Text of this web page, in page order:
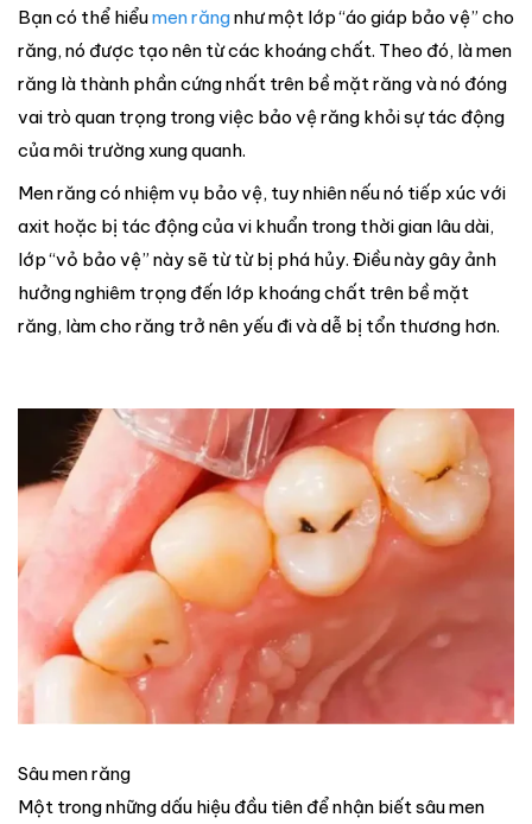
Bạn có thể hiểumen răngnhư một lớp “áo giáp bảo vệ” cho
răng, nó được tạo nên từ các khoáng chất. Theo đó, là men
răng là thành phần cứng nhất trên bề mặt răng và nó đóng
vai trò quan trọng trong việc bảo vệ răng khỏi sự tác động
của môi trường xung quanh.
Men răng có nhiệm vụ bảo vệ, tuy nhiên nếu nó tiếp xúc với
axit hoặc bị tác động của vi khuẩn trong thời gian lâu dài,
lớp “vỏ bảo vệ” này sẽ từ từ bị phá hủy. Điều này gây ảnh
hưởng nghiêm trọng đến lớp khoáng chất trên bề mặt
răng, làm cho răng trở nên yếu đi và dễ bị tổn thương hơn.
Sâu men răng
Một trong những dấu hiệu đầu tiên để nhận biết sâu men